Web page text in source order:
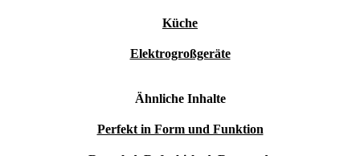
Kopfhaut abzudecken. Oder je nach Bedarf auf den Zielbereich
auftragen. Für beste Ergebnisse täglich anwenden.
Feuchtigkeit, schützt und bringt die Kopfhaut ins Gleichgewicht.
Aqua (Wasser/Eau), Glycerin, Niacinamid, 1,2-
Küche
Elektrogroßgeräte
Ähnliche Inhalte
Perfekt in Form und Funktion